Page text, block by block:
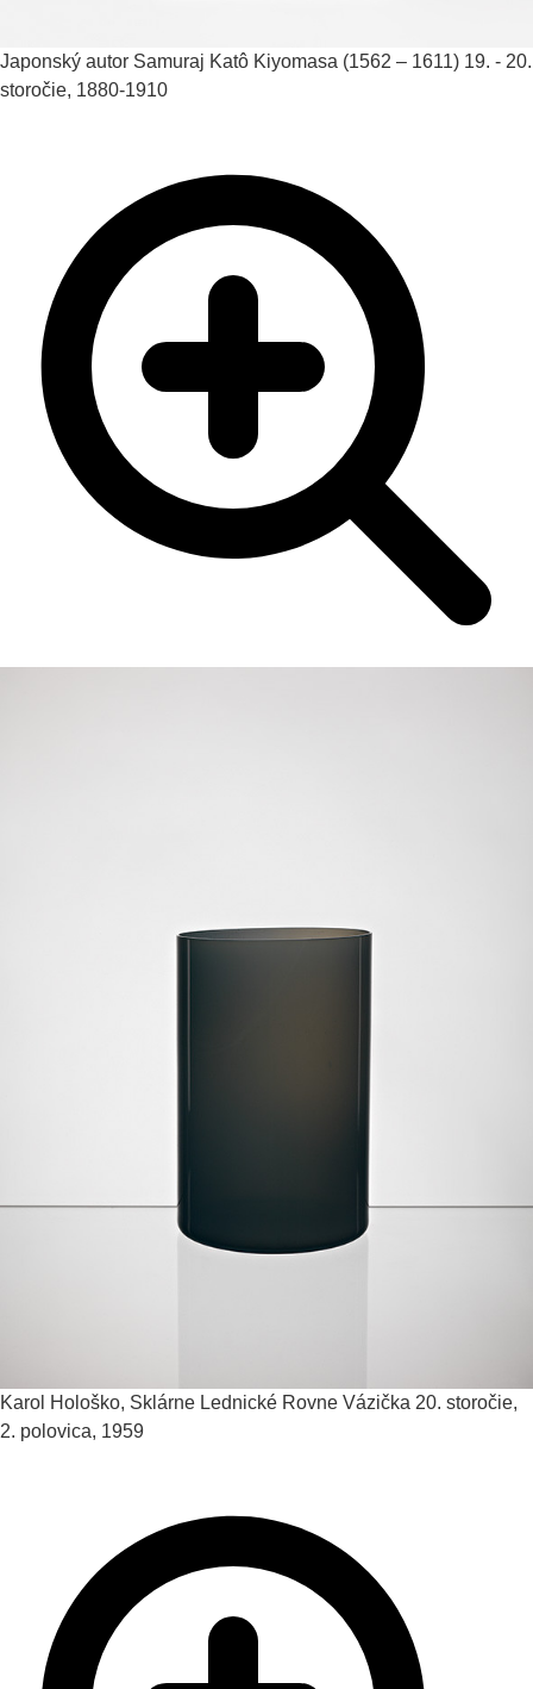
Japonský autor Samuraj Katô Kiyomasa (1562 – 1611) 19. - 20.
storočie, 1880-1910
Karol Hološko, Sklárne Lednické Rovne Vázička 20. storočie,
2. polovica, 1959